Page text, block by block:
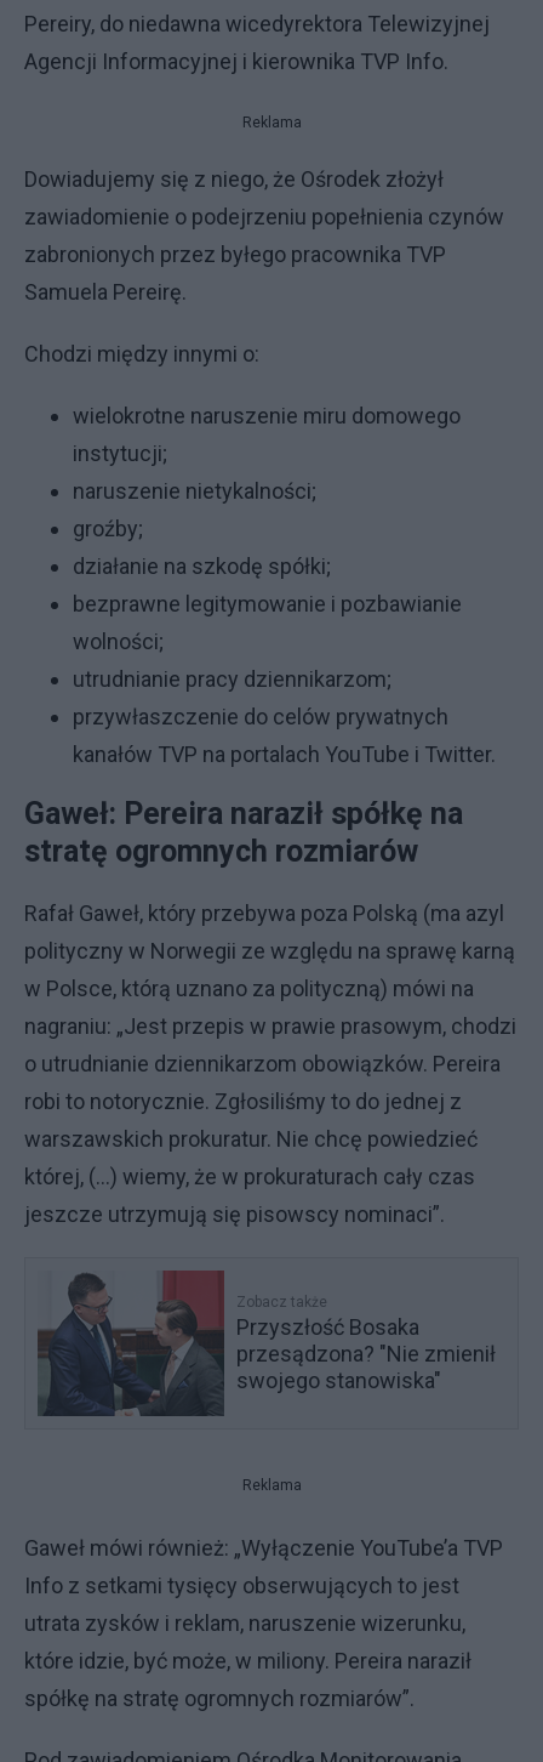
Pereiry, do niedawna wicedyrektora Telewizyjnej
Agencji Informacyjnej i kierownika TVP Info.
Reklama
Dowiadujemy się z niego, że Ośrodek złożył
zawiadomienie o podejrzeniu popełnienia czynów
zabronionych przez byłego pracownika TVP
Samuela Pereirę.
Chodzi między innymi o:
wielokrotne naruszenie miru domowego
instytucji;
naruszenie nietykalności;
groźby;
działanie na szkodę spółki;
bezprawne legitymowanie i pozbawianie
wolności;
utrudnianie pracy dziennikarzom;
przywłaszczenie do celów prywatnych
kanałów TVP na portalach YouTube i Twitter.
Gaweł: Pereira naraził spółkę na
stratę ogromnych rozmiarów
Rafał Gaweł, który przebywa poza Polską (ma azyl
polityczny w Norwegii ze względu na sprawę karną
w Polsce, którą uznano za polityczną) mówi na
nagraniu: „Jest przepis w prawie prasowym, chodzi
o utrudnianie dziennikarzom obowiązków. Pereira
robi to notorycznie. Zgłosiliśmy to do jednej z
warszawskich prokuratur. Nie chcę powiedzieć
której, (…) wiemy, że w prokuraturach cały czas
jeszcze utrzymują się pisowscy nominaci”.
Zobacz także
Przyszłość Bosaka
przesądzona? "Nie zmienił
swojego stanowiska"
Reklama
Gaweł mówi również: „Wyłączenie YouTube’a TVP
Info z setkami tysięcy obserwujących to jest
utrata zysków i reklam, naruszenie wizerunku,
które idzie, być może, w miliony. Pereira naraził
spółkę na stratę ogromnych rozmiarów”.